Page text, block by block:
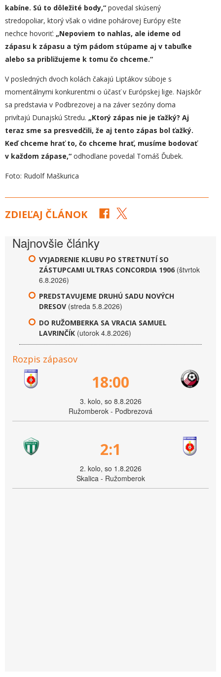
kabíne. Sú to dôležité body,“ povedal skúsený
stredopoliar, ktorý však o vidine pohárovej Európy ešte
nechce hovoriť: „Nepoviem to nahlas, ale ideme od
zápasu k zápasu a tým pádom stúpame aj v tabuľke
alebo sa približujeme k tomu čo chceme.“
V posledných dvoch kolách čakajú Liptákov súboje s
momentálnymi konkurentmi o účasť v Európskej lige. Najskôr
sa predstavia v Podbrezovej a na záver sezóny doma
privítajú Dunajskú Stredu. „Ktorý zápas nie je ťažký? Aj
teraz sme sa presvedčili, že aj tento zápas bol ťažký.
Keďchceme hraťto, čo chceme hrať, musíme bodovať
v každom zápase,“ odhodlane povedal Tomáš Ďubek.
Foto: Rudolf Maškurica
ZDIEĽAJ ČLÁNOK
Najnovšie články
VYJADRENIE KLUBU PO STRETNUTÍ SO
ZÁSTUPCAMI ULTRAS CONCORDIA 1906 (štvrtok
6.8.2026)
PREDSTAVUJEME DRUHÚ SADU NOVÝCH
DRESOV (streda 5.8.2026)
DO RUŽOMBERKA SA VRACIA SAMUEL
LAVRINČÍK (utorok 4.8.2026)
Rozpis zápasov
18:00
3. kolo, so 8.8.2026
Ružomberok - Podbrezová
2:1
2. kolo, so 1.8.2026
Skalica - Ružomberok